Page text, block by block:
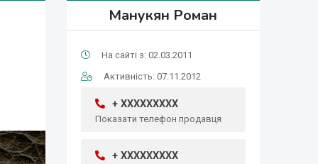
Манукян Роман
На сайті з: 02.03.2011
Активність: 07.11.2012
+ XXXXXXXXX
Показати телефон продавця
+ XXXXXXXXX